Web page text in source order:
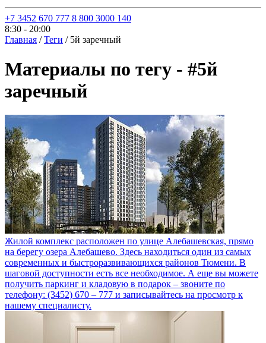
+7 3452 670 777 8 800 3000 140
8:30 - 20:00
Главная / Теги / 5й заречный
Материалы по тегу - #5й
заречный
Жилой комплекс расположен по улице Алебашевская, прямо
на берегу озера Алебашево. Здесь находиться один из самых
современных и быстроразвивающихся районов Тюмени. В
шаговой доступности есть все необходимое. А еще вы можете
получить паркинг и кладовую в подарок – звоните по
телефону: (3452) 670 – 777 и записывайтесь на просмотр к
нашему специалисту.